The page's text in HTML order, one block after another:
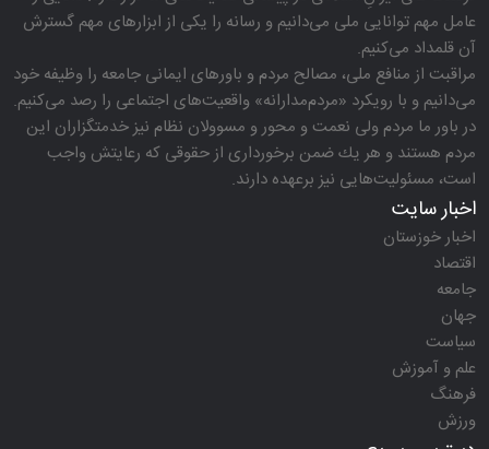
عامل مهم توانایی ملی می‌دانیم و رسانه را یكی از ابزارهای مهم گسترش
آن قلمداد می‌كنیم.
مراقبت از منافع ملی، مصالح مردم و باورهای ایمانی جامعه را وظیفه خود
می‌دانیم و با رویكرد «مردم‌مدارانه‌» واقعیت‌های اجتماعی را رصد می‌كنیم.
در باور ما مردم ولی نعمت و محور و مسوولان نظام نیز خدمتگزاران این
مردم هستند و هر یك ضمن برخورداری از حقوقی كه رعایتش واجب
است، مسئولیت‌هایی نیز برعهده دارند.
اخبار سایت
اخبار خوزستان
اقتصاد
جامعه
جهان
سیاست
علم و آموزش
فرهنگ
ورزش